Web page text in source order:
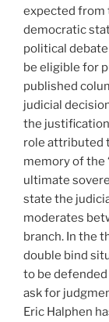
expected from
democratic
political
be eligible for
published
judicial
the
role attributed
memory of the
ultimate
state the
moderates
branch. In the
double bind
to be
ask for
Eric Halphen